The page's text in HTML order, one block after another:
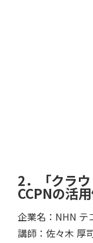
2．「クラ
CCPNの活
企業名：NHN テ
講師：佐々木 厚